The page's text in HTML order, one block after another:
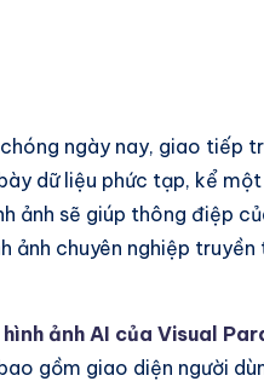
ngày nay, giao tiếp
dữ liệu phức tạp, kể
ảnh sẽ giúp thông điệp
ảnh chuyên nghiệp
ảnh AI của Visual
gồm giao diện người